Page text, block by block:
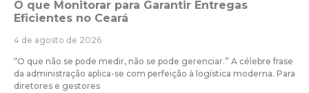
O que Monitorar para Garantir Entregas
Eficientes no Ceará
4 de agosto de 2026
“O que não se pode medir, não se pode gerenciar.” A célebre frase
da administração aplica-se com perfeição à logística moderna. Para
diretores e gestores